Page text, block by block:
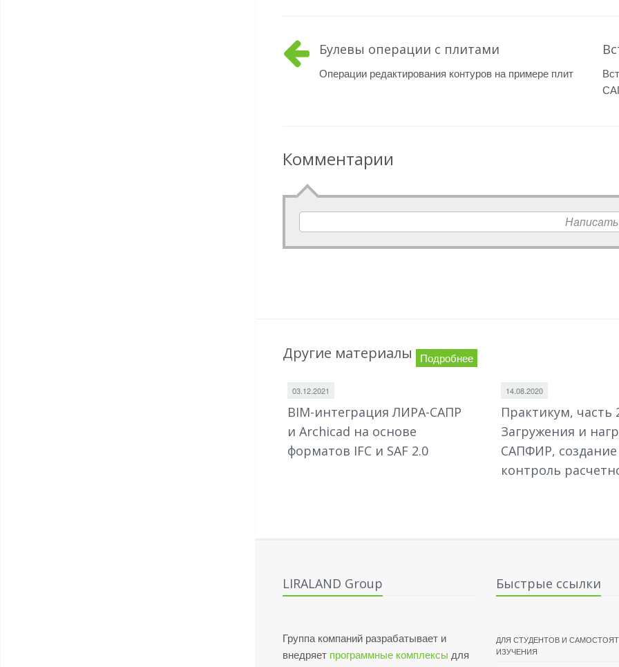
Булевы операции с плитами
Операции редактирования контуров на примере плит
Комментарии
Написать
Другие материалы Подробнее
03.12.2021
BIM-интеграция ЛИРА-САПР
и Archicad на основе
форматов IFC и SAF 2.0
14.08.2020
Практикум, часть
Загружения и
САПФИР,
контроль
LIRALAND Group
Группа компаний разрабатывает и
внедряет программные комплексы для
Быстрые ссылки
ДЛЯ СТУДЕНТОВ И
ИЗУЧЕНИЯ